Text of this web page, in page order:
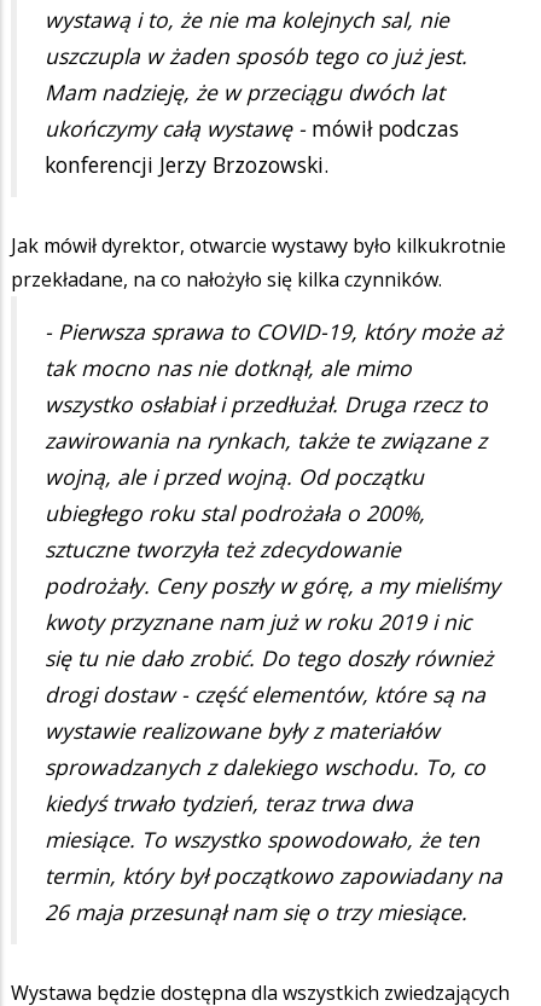
wystawą i to, że nie ma kolejnych sal, nie
uszczupla w żaden sposób tego co już jest.
Mam nadzieję, że w przeciągu dwóch lat
ukończymy całą wystawę - mówił podczas
konferencji Jerzy Brzozowski.
Jak mówił dyrektor, otwarcie wystawy było kilkukrotnie
przekładane, na co nałożyło się kilka czynników.
- Pierwsza sprawa to COVID-19, który może aż
tak mocno nas nie dotknął, ale mimo
wszystko osłabiał i przedłużał. Druga rzecz to
zawirowania na rynkach, także te związane z
wojną, ale i przed wojną. Od początku
ubiegłego roku stal podrożała o 200%,
sztuczne tworzyła też zdecydowanie
podrożały. Ceny poszły w górę, a my mieliśmy
kwoty przyznane nam już w roku 2019 i nic
się tu nie dało zrobić. Do tego doszły również
drogi dostaw - część elementów, które są na
wystawie realizowane były z materiałów
sprowadzanych z dalekiego wschodu. To, co
kiedyś trwało tydzień, teraz trwa dwa
miesiące. To wszystko spowodowało, że ten
termin, który był początkowo zapowiadany na
26 maja przesunął nam się o trzy miesiące.
Wystawa będzie dostępna dla wszystkich zwiedzających